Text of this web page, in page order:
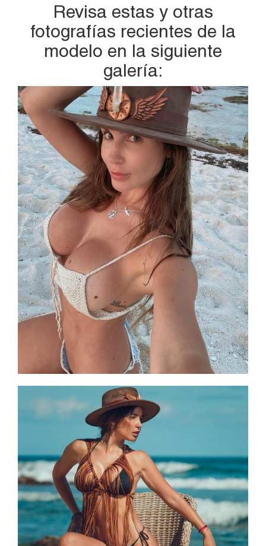
Revisa estas y otras
fotografías recientes de la
modelo en la siguiente
galería: